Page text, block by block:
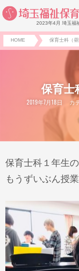
2023年4月 埼玉福
HOME 保育士科（
保育士
2019年7月18日 カ
保育士科１年生
もうずいぶん授